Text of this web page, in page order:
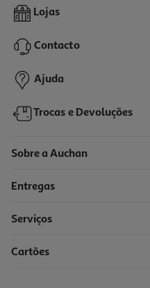
Iogurte Yopro Morango 4x120g
Price reduced from
4,69 €to
2,99 €
Lojas
Contacto
Ajuda
Trocas e Devoluções
Sobre a Auchan
Entregas
Serviços
Cartões